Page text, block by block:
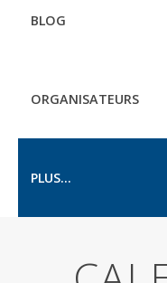
BLOG
ORGANISATEURS
PLUS...